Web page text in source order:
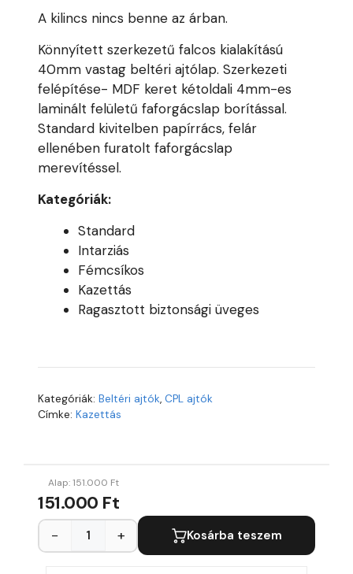
A kilincs nincs benne az árban.
Könnyített szerkezetű falcos kialakítású
40mm vastag beltéri ajtólap. Szerkezeti
felépítése- MDF keret kétoldali 4mm-es
laminált felületű faforgácslap borítással.
Standard kivitelben papírrács, felár
ellenében furatolt faforgácslap
merevítéssel.
Kategóriák:
Standard
Intarziás
Fémcsíkos
Kazettás
Ragasztott biztonsági üveges
Kategóriák: Beltéri ajtók, CPL ajtók
Címke: Kazettás
Alap:151.000 Ft
151.000 Ft
− + Kosárba teszem